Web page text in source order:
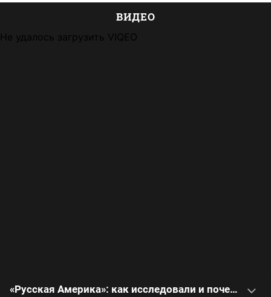
ВИДЕО
Не удалось загрузить VIQEO
«Русская Америка»: как исследовали и почему продали Аляску, где собираются встретиться Путин и Трамп